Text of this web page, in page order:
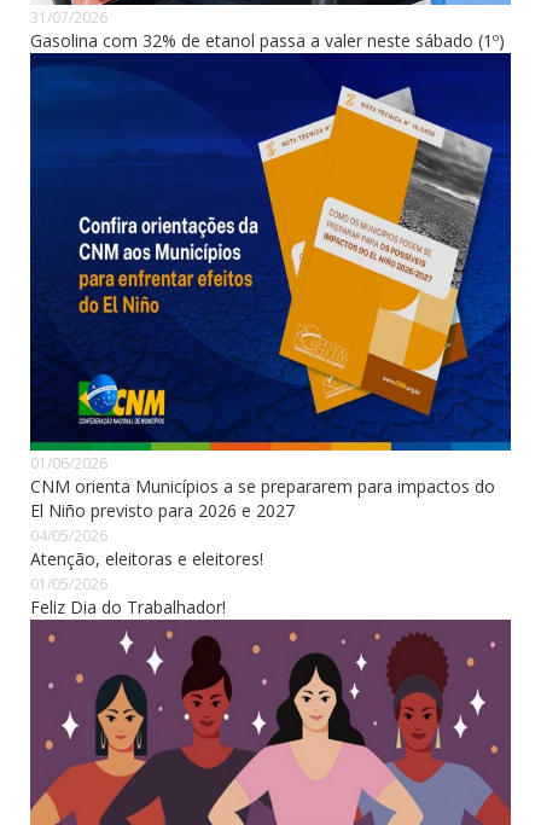
31/07/2026
Gasolina com 32% de etanol passa a valer neste sábado (1º)
01/06/2026
CNM orienta Municípios a se prepararem para impactos do
El Niño previsto para 2026 e 2027
04/05/2026
Atenção, eleitoras e eleitores!
01/05/2026
Feliz Dia do Trabalhador!